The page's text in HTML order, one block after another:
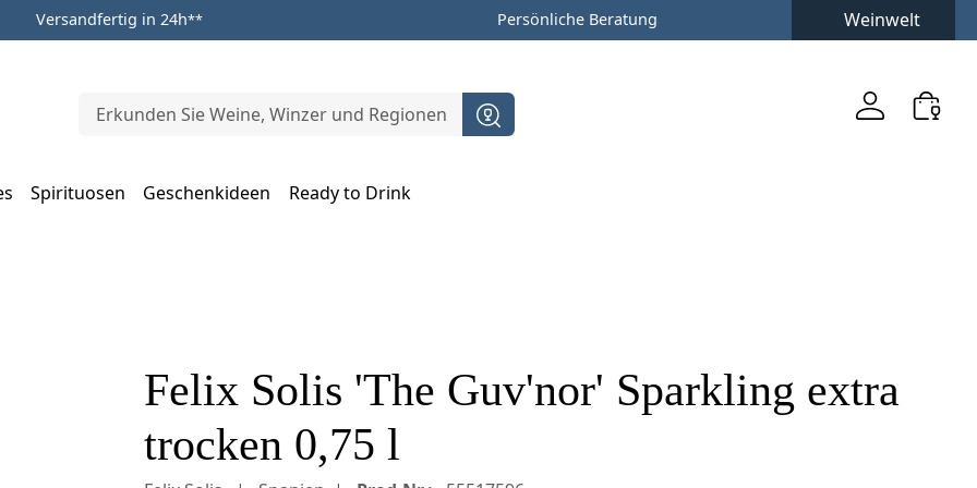
Versandfertig in 24h** Persönliche Beratung Weinwelt
Spirituosen Geschenkideen
Ready to Drink
Felix Solis 'The Guv'nor' Sparkling extra
trocken 0,75 l